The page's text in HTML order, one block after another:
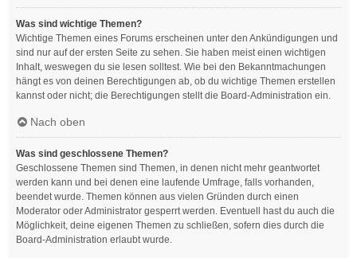
Was sind wichtige Themen?
Wichtige Themen eines Forums erscheinen unter den Ankündigungen und
sind nur auf der ersten Seite zu sehen. Sie haben meist einen wichtigen
Inhalt, weswegen du sie lesen solltest. Wie bei den Bekanntmachungen
hängt es von deinen Berechtigungen ab, ob du wichtige Themen erstellen
kannst oder nicht; die Berechtigungen stellt die Board-Administration ein.
Nach oben
Was sind geschlossene Themen?
Geschlossene Themen sind Themen, in denen nicht mehr geantwortet
werden kann und bei denen eine laufende Umfrage, falls vorhanden,
beendet wurde. Themen können aus vielen Gründen durch einen
Moderator oder Administrator gesperrt werden. Eventuell hast du auch die
Möglichkeit, deine eigenen Themen zu schließen, sofern dies durch die
Board-Administration erlaubt wurde.